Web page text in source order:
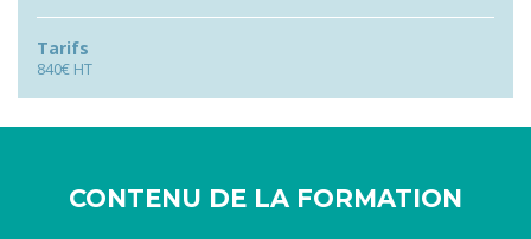
Tarifs
840€ HT
CONTENU DE LA FORMATION